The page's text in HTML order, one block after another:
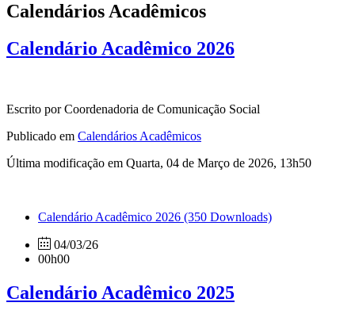
Calendários Acadêmicos
Calendário Acadêmico 2026
Escrito por Coordenadoria de Comunicação Social
Publicado em Calendários Acadêmicos
Última modificação em Quarta, 04 de Março de 2026, 13h50
Calendário Acadêmico 2026 (350 Downloads)
04/03/26
00h00
Calendário Acadêmico 2025